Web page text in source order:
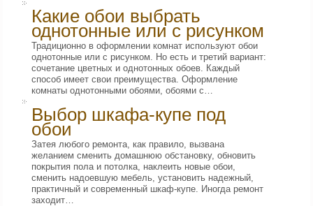
Какие обои выбрать
однотонные или с рисунком
Традиционно в оформлении комнат используют обои
однотонные или с рисунком. Но есть и третий вариант:
сочетание цветных и однотонных обоев. Каждый
способ имеет свои преимущества. Оформление
комнаты однотонными обоями, обоями с…
Выбор шкафа-купе под
обои
Затея любого ремонта, как правило, вызвана
желанием сменить домашнюю обстановку, обновить
покрытия пола и потолка, наклеить новые обои,
сменить надоевшую мебель, установить надежный,
практичный и современный шкаф-купе. Иногда ремонт
заходит…